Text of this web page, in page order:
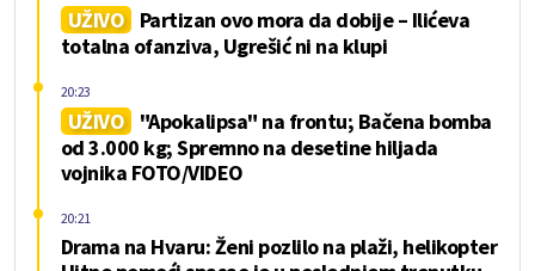
UŽIVO
Partizan ovo mora da dobije – Ilićeva
totalna ofanziva, Ugrešić ni na klupi
UŽIVO
"Apokalipsa" na frontu; Bačena bomba
od 3.000 kg; Spremno na desetine hiljada
vojnika FOTO/VIDEO
20:23
Drama na Hvaru: Ženi pozlilo na plaži, helikopter
20:21